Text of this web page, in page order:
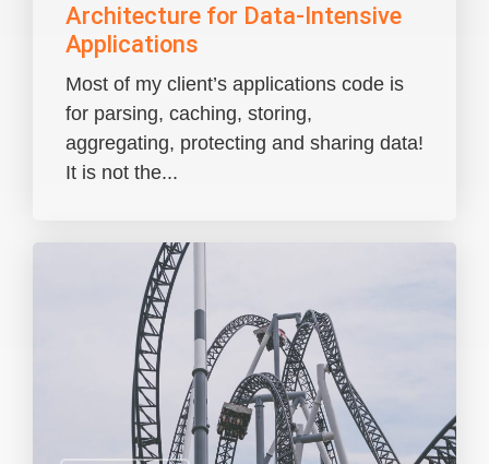
Architecture for Data-Intensive
Applications
Most of my client’s applications code is
for parsing, caching, storing,
aggregating, protecting and sharing data!
It is not the...